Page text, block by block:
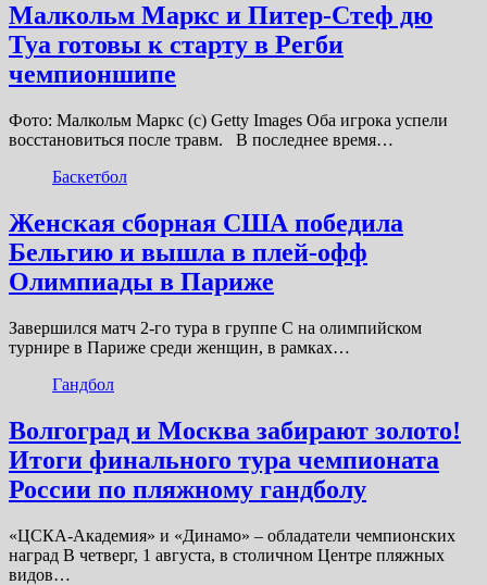
Малкольм Маркс и Питер-Стеф дю
Туа готовы к старту в Регби
чемпионшипе
Фото: Малкольм Маркс (с) Getty Images Оба игрока успели
восстановиться после травм. В последнее время…
Баскетбол
Женская сборная США победила
Бельгию и вышла в плей-офф
Олимпиады в Париже
Завершился матч 2-го тура в группе C на олимпийском
турнире в Париже среди женщин, в рамках…
Гандбол
Волгоград и Москва забирают золото!
Итоги финального тура чемпионата
России по пляжному гандболу
«ЦСКА-Академия» и «Динамо» – обладатели чемпионских
наград В четверг, 1 августа, в столичном Центре пляжных
видов…